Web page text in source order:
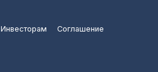
Инвесторам Соглашение